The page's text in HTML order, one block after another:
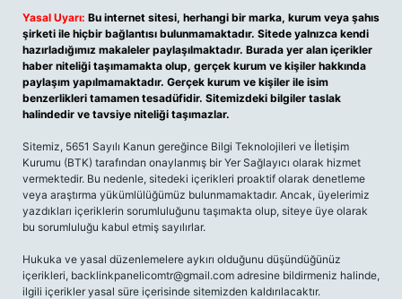
Yasal Uyarı: Bu internet sitesi, herhangi bir marka, kurum veya şahıs
şirketi ile hiçbir bağlantısı bulunmamaktadır. Sitede yalnızca kendi
hazırladığımız makaleler paylaşılmaktadır. Burada yer alan içerikler
haber niteliği taşımamakta olup, gerçek kurum ve kişiler hakkında
paylaşım yapılmamaktadır. Gerçek kurum ve kişiler ile isim
benzerlikleri tamamen tesadüfidir. Sitemizdeki bilgiler taslak
halindedir ve tavsiye niteliği taşımazlar.
Sitemiz, 5651 Sayılı Kanun gereğince Bilgi Teknolojileri ve İletişim
Kurumu (BTK) tarafından onaylanmış bir Yer Sağlayıcı olarak hizmet
vermektedir. Bu nedenle, sitedeki içerikleri proaktif olarak denetleme
veya araştırma yükümlülüğümüz bulunmamaktadır. Ancak, üyelerimiz
yazdıkları içeriklerin sorumluluğunu taşımakta olup, siteye üye olarak
bu sorumluluğu kabul etmiş sayılırlar.
Hukuka ve yasal düzenlemelere aykırı olduğunu düşündüğünüz
içerikleri, backlinkpanelicomtr@gmail.com adresine bildirmeniz halinde,
ilgili içerikler yasal süre içerisinde sitemizden kaldırılacaktır.